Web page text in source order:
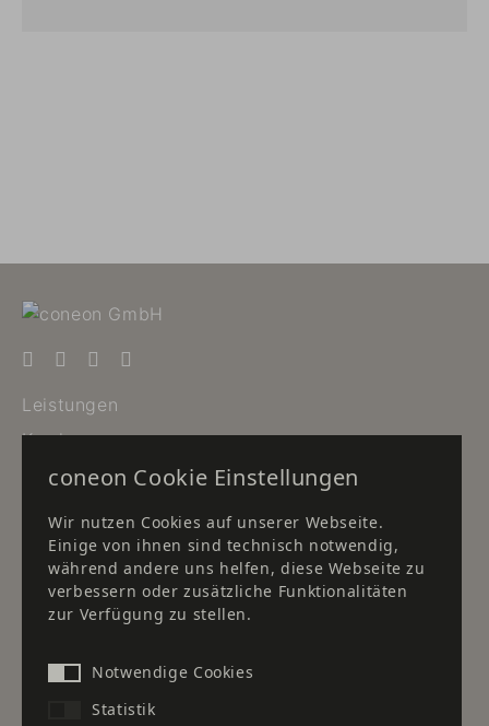
Leistungen
Karriere
Newsletter
Standort Düsseldorf
Standort Frankfurt
Kontakt
coneon Cookie Einstellungen
Wir nutzen Cookies auf unserer Webseite.
Einige von ihnen sind technisch notwendig,
während andere uns helfen, diese Webseite zu
verbessern oder zusätzliche Funktionalitäten
zur Verfügung zu stellen.
Notwendige Cookies
Statistik